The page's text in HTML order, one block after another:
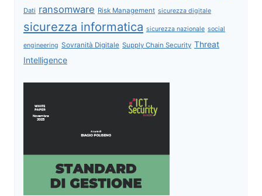
Dati ransomware Risk Management sicurezza digitale
sicurezza informatica sicurezza nazionale social
engineering Sovranità Digitale Supply Chain Security Threat
Intelligence